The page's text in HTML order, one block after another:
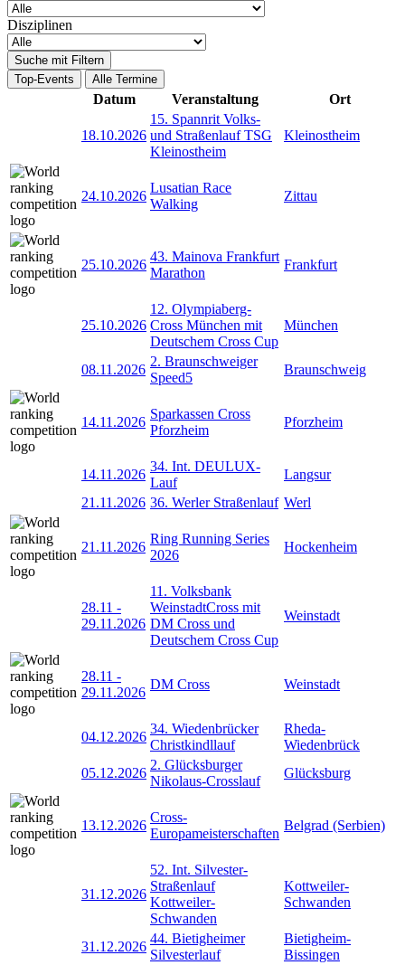
Disziplinen
Suche mit Filtern
Top-Events
Alle Termine
Datum Veranstaltung Ort
18.10.2026
15. Spannrit Volks-
und Straßenlauf TSG
Kleinostheim
Kleinostheim
24.10.2026
Lusatian Race
Walking
Zittau
25.10.2026
43. Mainova Frankfurt
Marathon
Frankfurt
25.10.2026
12. Olympiaberg-
Cross München mit
Deutschem Cross Cup
München
08.11.2026
2. Braunschweiger
Speed5
Braunschweig
14.11.2026
Sparkassen Cross
Pforzheim
Pforzheim
14.11.2026
34. Int. DEULUX-
Lauf
Langsur
21.11.2026 36. Werler Straßenlauf Werl
21.11.2026
Ring Running Series
2026
Hockenheim
28.11 -
29.11.2026
11. Volksbank
WeinstadtCross mit
DM Cross und
Deutschem Cross Cup
Weinstadt
28.11 -
29.11.2026
DM Cross Weinstadt
04.12.2026
34. Wiedenbrücker
Christkindllauf
Rheda-
Wiedenbrück
05.12.2026
2. Glücksburger
Nikolaus-Crosslauf
Glücksburg
13.12.2026
Cross-
Europameisterschaften
Belgrad (Serbien)
31.12.2026
52. Int. Silvester-
Straßenlauf
Kottweiler-
Schwanden
Kottweiler-
Schwanden
31.12.2026
44. Bietigheimer
Silvesterlauf
Bietigheim-
Bissingen